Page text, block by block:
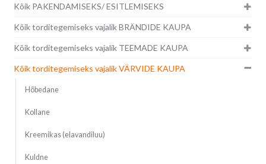
Kõik PAKENDAMISEKS/ ESITLEMISEKS
Kõik torditegemiseks vajalik BRÄNDIDE KAUPA
Kõik torditegemiseks vajalik TEEMADE KAUPA
Kõik torditegemiseks vajalik VÄRVIDE KAUPA
Hõbedane
Kollane
Kreemikas (elavandiluu)
Kuldne